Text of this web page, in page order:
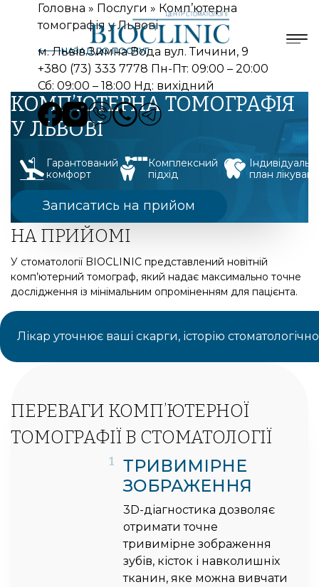
м. Львів Зимна Вода вул. Тичини, 9
+380 (73) 333 7778 Пн-Пт: 09:00 – 20:00
Сб: 09:00 – 18:00 Нд: вихідний
Головна » Послуги » Комп’ютерна
томографія у Львові
НАЗАД ДО ПОСЛУГ
КОМП’ЮТЕРНА ТОМОГРАФІЯ
У ЛЬВОВІ
Гарантований
комфорт
Комплексний
підхід
план
Записатись на прийом
НА ПРИЙОМІ
У стоматології BIOCLINIC представлений новітній
комп’ютерний томограф, який надає максимально точне
дослідження із мінімальним опроміненням для пацієнта.
Лікар уточнює ваші скарги, історію
ПЕРЕВАГИ КОМП’ЮТЕРНОЇ
ТОМОГРАФІЇ В СТОМАТОЛОГІЇ
1
ТРИВИМІРНЕ
ЗОБРАЖЕННЯ
3D-діагностика дозволяє
отримати точне
тривимірне зображення
зубів, кісток і навколишніх
тканин, яке можна вивчати